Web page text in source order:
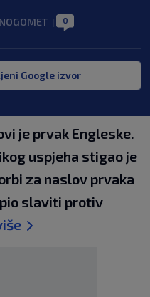
NOGOMET 0
Google izvor
je prvak Engleske.
uspjeha stigao je
za naslov prvaka
slaviti protiv